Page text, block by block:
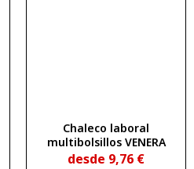
Chaleco laboral
multibolsillos VENERA
desde 9,76 €